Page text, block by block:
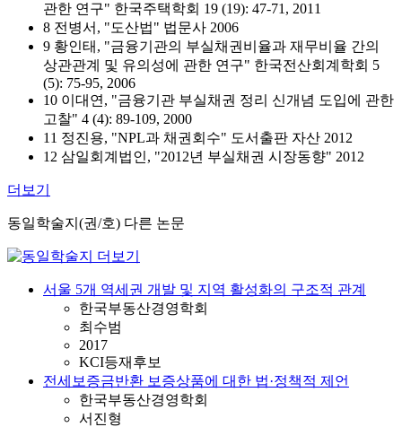
관한 연구" 한국주택학회 19 (19): 47-71, 2011
8 전병서, "도산법" 법문사 2006
9 황인태, "금융기관의 부실채권비율과 재무비율 간의
상관관계 및 유의성에 관한 연구" 한국전산회계학회 5
(5): 75-95, 2006
10 이대연, "금융기관 부실채권 정리 신개념 도입에 관한
고찰" 4 (4): 89-109, 2000
11 정진용, "NPL과 채권회수" 도서출판 자산 2012
12 삼일회계법인, "2012년 부실채권 시장동향" 2012
더보기
동일학술지(권/호) 다른 논문
서울 5개 역세권 개발 및 지역 활성화의 구조적 관계
한국부동산경영학회
최수범
2017
KCI등재후보
전세보증금반환 보증상품에 대한 법·정책적 제언
한국부동산경영학회
서진형